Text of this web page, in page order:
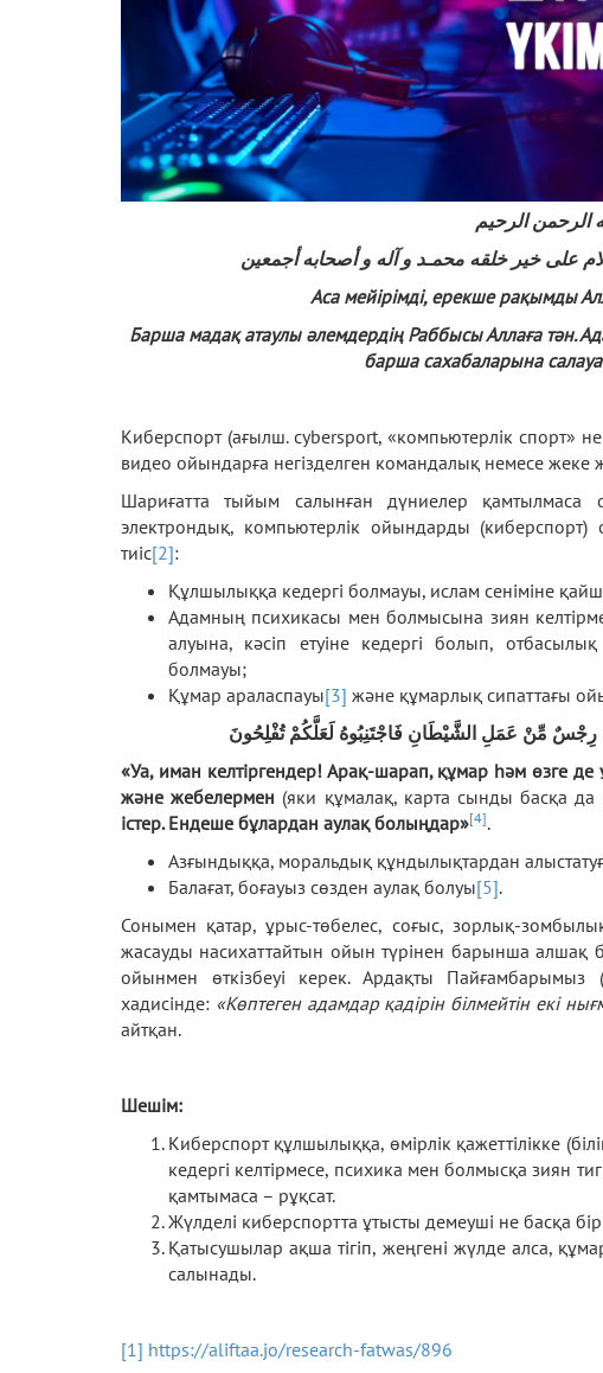
الرحمن الرحيم
على خير خلقه محمـد و آله و أصحابه أجمعين
Аса мейірімді, ерекше рақымды
Барша мадақ атаулы әлемдердің Раббысы Аллаға тән.
барша сахабаларына
Киберспорт (ағылш. cybersport, «компьютерлік спорт»
видео ойындарға негізделген командалық немесе жеке
Шариғатта тыйым салынған дүниелер қамтылмаса
электрондық, компьютерлік ойындарды
тиіс[2]:
Құлшылыққа кедергі болмауы, ислам сеніміне
Адамның психикасы мен болмысына зиян
алуына, кәсіп етуіне кедергі болып,
болмауы;
Құмар араласпауы[3] және құмарлық сипаттағы
رِجْسٌ مِّنْ عَمَلِ الشَّيْطَانِ فَاجْتَنِبُوهُ لَعَلَّكُمْ تُفْلِحُونَ
«Уа, иман келтіргендер! Арақ-шарап, құмар һәм өзге
және жебелермен (яки құмалақ, карта сынды басқа да
істер. Ендеше бұлардан аулақ болыңдар»[4].
Азғындыққа, моральдық құндылықтардан
Балағат, боғауыз сөзден аулақ болуы[5].
Сонымен қатар, ұрыс-төбелес, соғыс, зорлық-
жасауды насихаттайтын ойын түрінен барынша
ойынмен өткізбеуі керек. Ардақты
хадисінде: «Көптеген адамдар қадірін білмейтін екі
айтқан.
Шешім:
Киберспорт құлшылыққа, өмірлік қажеттілікке
кедергі келтірмесе, психика мен болмысқа зиян
қамтымаса – рұқсат.
Жүлделі киберспортта ұтысты демеуші не басқа
Қатысушылар ақша тігіп, жеңгені жүлде алса,
салынады.
[1] https://aliftaa.jo/research-fatwas/896